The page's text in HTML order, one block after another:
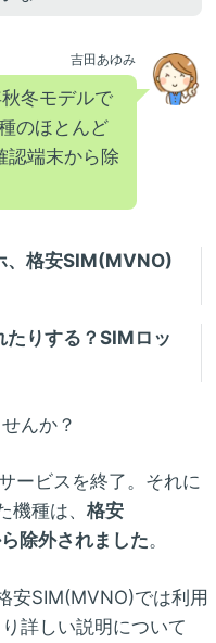
吉田あゆみ
冬モデルで
のほとんど
認端末から除
、格安SIM(MVNO)
たりする？SIMロッ
んか？
ービスを終了。それに
種は、 格安
除外されました。
安SIM(MVNO)では利用
詳しい説明について